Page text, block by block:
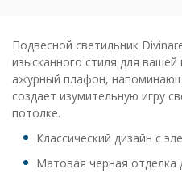
Подвесной светильник
изысканного стиля для
ажурный плафон,
создает изумительную игру
потолке.
Классический дизайн с
Матовая черная отделка